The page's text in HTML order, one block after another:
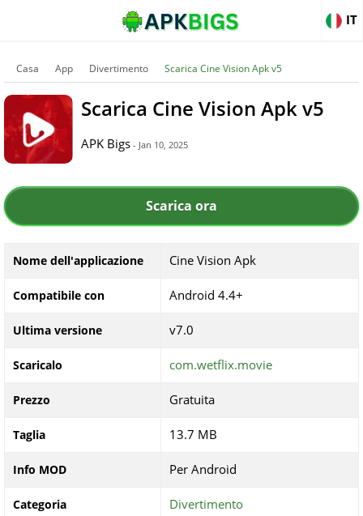
IT
Casa App Divertimento Scarica Cine Vision Apk v5
Scarica Cine Vision Apk v5
APK Bigs - Jan 10, 2025
Scarica ora
Nome dell'applicazione Cine Vision Apk
Compatibile con Android 4.4+
Ultima versione v7.0
Scaricalo com.wetflix.movie
Prezzo Gratuita
Taglia 13.7 MB
Info MOD Per Android
Categoria Divertimento